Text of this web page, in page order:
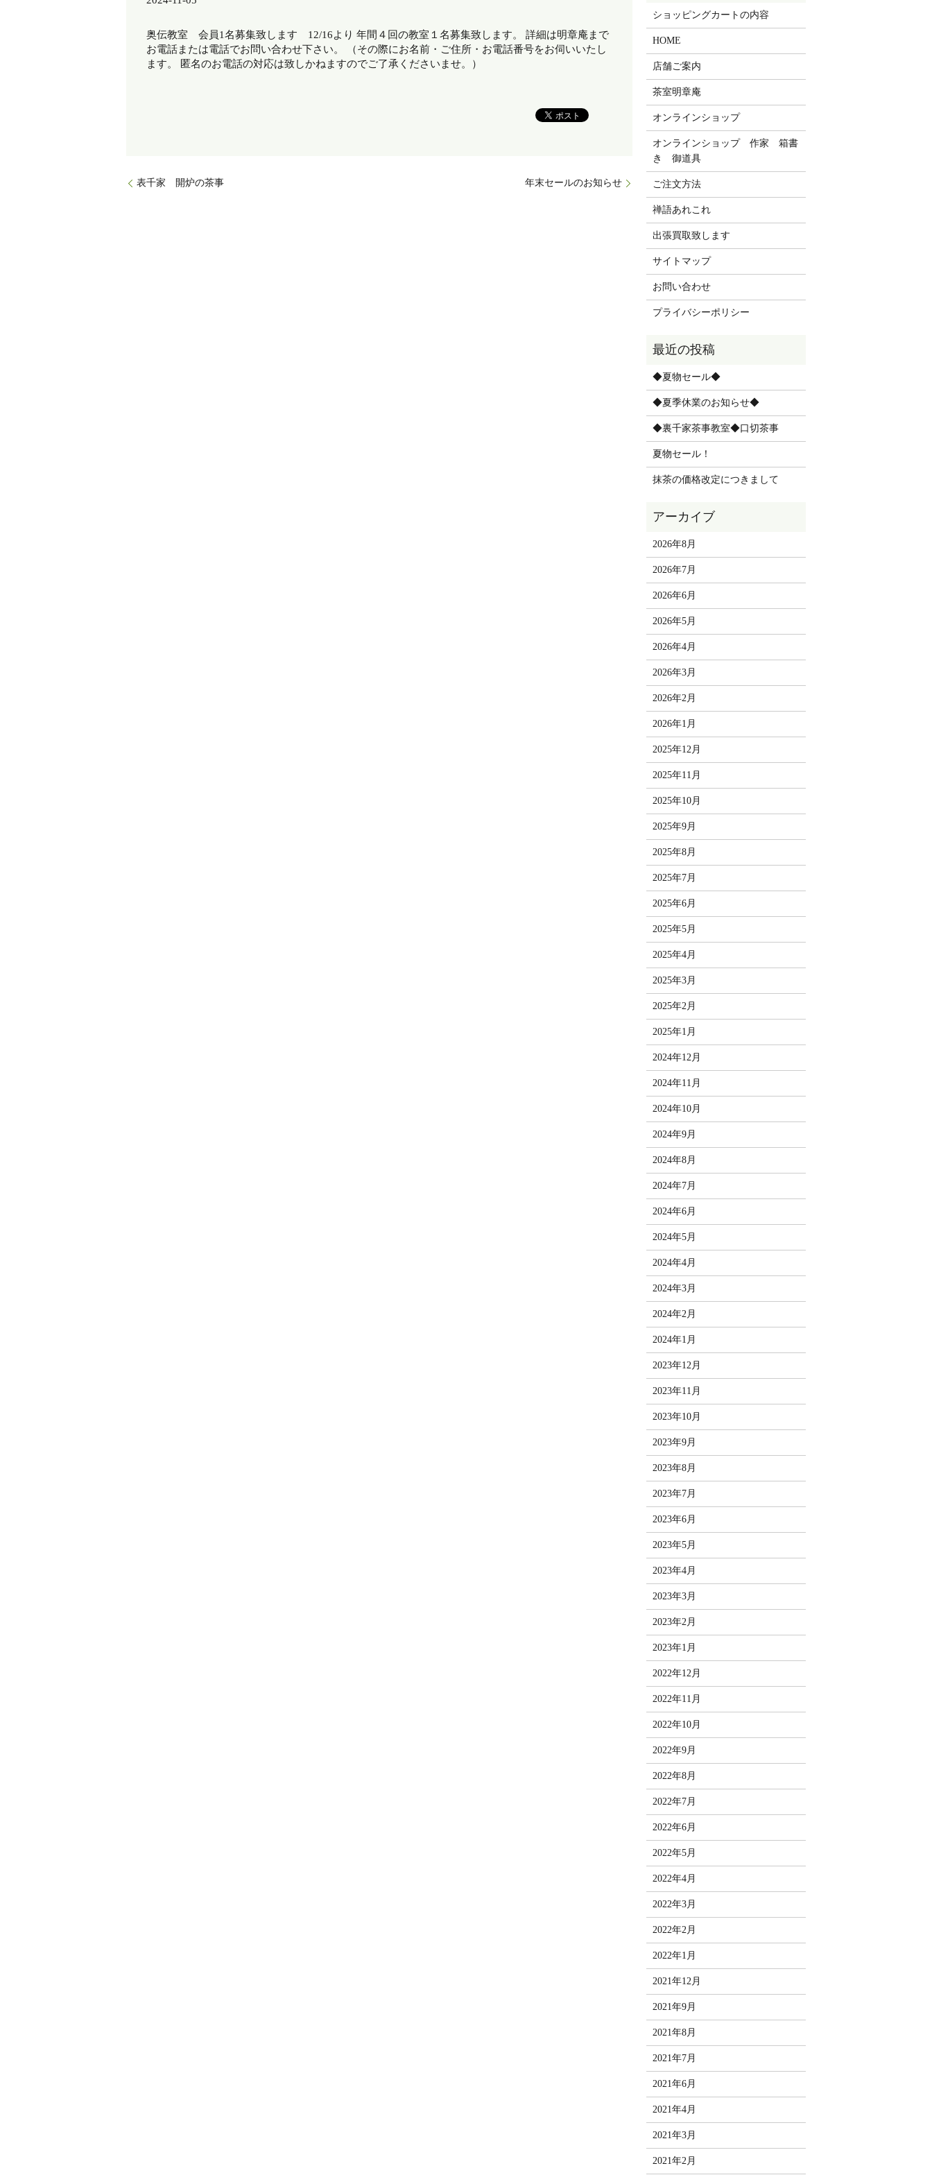
奥伝教室 会員1名募集致します 12/16より 年間４回の教室１名募集致します。 詳細は明章庵まで
お電話または電話でお問い合わせ下さい。 （その際にお名前・ご住所・お電話番号をお伺いいたし
ます。 匿名のお電話の対応は致しかねますのでご了承くださいませ。）
表千家 開炉の茶事 年末セールのお知らせ
ショッピングカートの内容
HOME
店舗ご案内
茶室明章庵
オンラインショップ
オンラインショップ 作家 箱書
き 御道具
ご注文方法
禅語あれこれ
出張買取致します
サイトマップ
お問い合わせ
プライバシーポリシー
◆夏物セール◆
◆夏季休業のお知らせ◆
◆裏千家茶事教室◆口切茶事
夏物セール！
抹茶の価格改定につきまして
2026年8月
2026年7月
2026年6月
2026年5月
2026年4月
2026年3月
2026年2月
2026年1月
2025年12月
2025年11月
2025年10月
2025年9月
2025年8月
2025年7月
2025年6月
2025年5月
2025年4月
2025年3月
2025年2月
2025年1月
2024年12月
2024年11月
2024年10月
2024年9月
2024年8月
2024年7月
2024年6月
2024年5月
2024年4月
2024年3月
2024年2月
2024年1月
2023年12月
2023年11月
2023年10月
2023年9月
2023年8月
2023年7月
2023年6月
2023年5月
2023年4月
2023年3月
2023年2月
2023年1月
2022年12月
2022年11月
2022年10月
2022年9月
2022年8月
2022年7月
2022年6月
2022年5月
2022年4月
2022年3月
2022年2月
2022年1月
2021年12月
2021年9月
2021年8月
2021年7月
2021年6月
2021年4月
2021年3月
2021年2月